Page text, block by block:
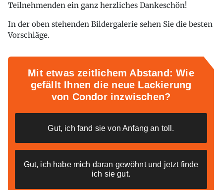
Teilnehmenden ein ganz herzliches Dankeschön!
In der oben stehenden Bildergalerie sehen Sie die besten
Vorschläge.